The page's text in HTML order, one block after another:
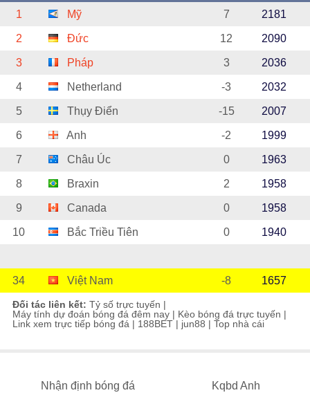
1 Mỹ 7 2181
2 Đức 12 2090
3 Pháp 3 2036
4 Netherland -3 2032
5 Thụy Điển -15 2007
6 Anh -2 1999
7 Châu Úc 0 1963
8 Braxin 2 1958
9 Canada 0 1958
10 Bắc Triều Tiên 0 1940
34 Việt Nam -8 1657
Đối tác liên kết: Tỷ số trực tuyến |
Máy tính dự đoán bóng đá đêm nay | Kèo bóng đá trực tuyến |
Link xem trực tiếp bóng đá | 188BET | jun88 | Top nhà cái
Nhận định bóng đá Kqbd Anh